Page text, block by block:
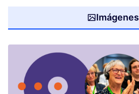
Imágenes